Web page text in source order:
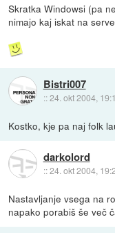
Skratka Windowsi (pa
nimajo kaj iskat na
Bistri007
::24. okt 2004,
Kostko, kje pa naj folk
darkolord
::24. okt 2004,
Nastavljanje vsega na
napako porabiš še več